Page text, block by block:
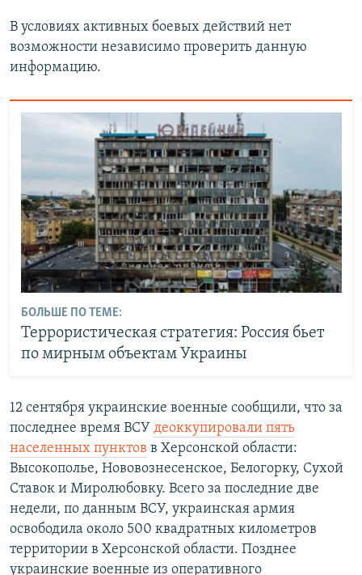
В условиях активных боевых действий нет
возможности независимо проверить данную
информацию.
БОЛЬШЕ ПО ТЕМЕ:
Террористическая стратегия: Россия бьет
по мирным объектам Украины
12 сентября украинские военные сообщили, что за
последнее время ВСУ деоккупировали пять
населенных пунктов в Херсонской области:
Высокополье, Нововознесенское, Белогорку, Сухой
Ставок и Миролюбовку. Всего за последние две
недели, по данным ВСУ, украинская армия
освободила около 500 квадратных километров
территории в Херсонской области. Позднее
украинские военные из оперативного